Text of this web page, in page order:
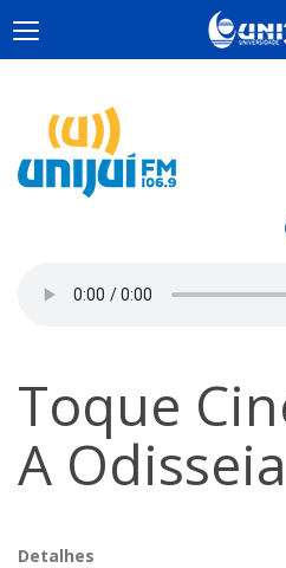
Notícias
Toque
A
Detalhes